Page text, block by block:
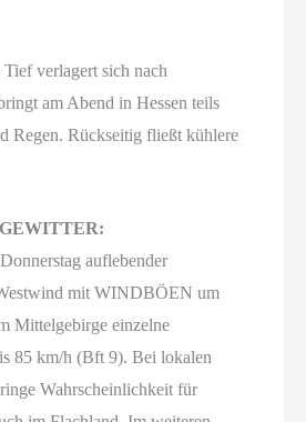
verlagert sich nach
am Abend in Hessen teils
Regen. Rückseitig fließt kühlere
auflebender
mit WINDBÖEN um
Mittelgebirge einzelne
85 km/h (Bft 9). Bei lokalen
Wahrscheinlichkeit für